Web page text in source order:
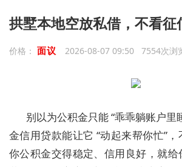
拱墅本地空放私借，不看征
价格： 面议 2026-08-07 09:50 7554次浏
别以为公积金只能 “乖乖躺账户里
金信用贷款能让它 “动起来帮你忙”
你公积金交得稳定、信用良好，就